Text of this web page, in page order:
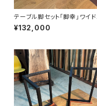
テーブル脚セット「脚幸」ワイド
【ケヤキ＆クリ＆コクタン＆ブビ
ンガ】【オイル塗装 仕上げ済み】
¥132,000